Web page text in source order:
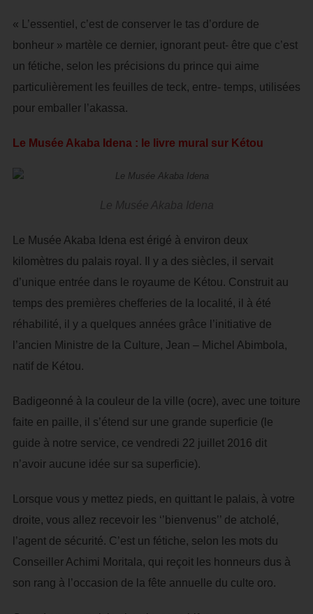
« L’essentiel, c’est de conserver le tas d’ordure de
bonheur » martèle ce dernier, ignorant peut- être que c’est
un fétiche, selon les précisions du prince qui aime
particulièrement les feuilles de teck, entre- temps, utilisées
pour emballer l’akassa.
Le Musée Akaba Idena : le livre mural sur Kétou
Le Musée Akaba Idena
Le Musée Akaba Idena est érigé à environ deux
kilomètres du palais royal. Il y a des siècles, il servait
d’unique entrée dans le royaume de Kétou. Construit au
temps des premières chefferies de la localité, il à été
réhabilité, il y a quelques années grâce l’initiative de
l’ancien Ministre de la Culture, Jean – Michel Abimbola,
natif de Kétou.
Badigeonné à la couleur de la ville (ocre), avec une toiture
faite en paille, il s’étend sur une grande superficie (le
guide à notre service, ce vendredi 22 juillet 2016 dit
n’avoir aucune idée sur sa superficie).
Lorsque vous y mettez pieds, en quittant le palais, à votre
droite, vous allez recevoir les ‘’bienvenus’’ de atcholé,
l’agent de sécurité. C’est un fétiche, selon les mots du
Conseiller Achimi Moritala, qui reçoit les honneurs dus à
son rang à l’occasion de la fête annuelle du culte oro.